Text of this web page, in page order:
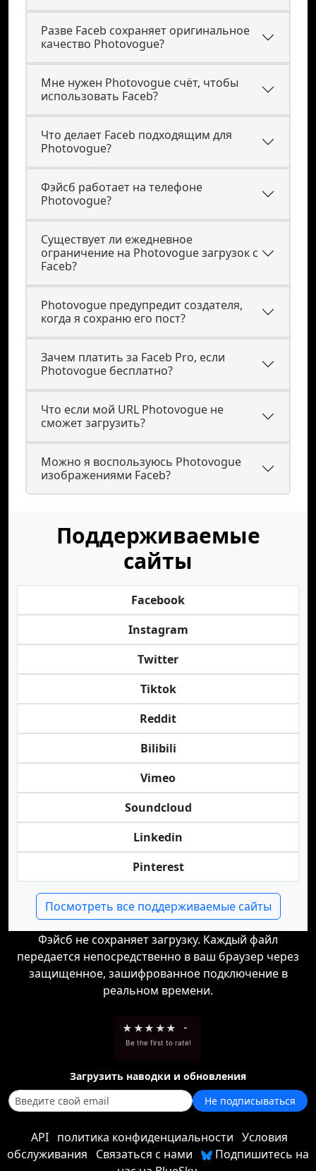
Разве Faceb сохраняет оригинальное
качество Photovogue?
Мне нужен Photovogue счёт, чтобы
использовать Faceb?
Что делает Faceb подходящим для
Photovogue?
Фэйсб работает на телефоне
Photovogue?
Существует ли ежедневное
ограничение на Photovogue загрузок с
Faceb?
Photovogue предупредит создателя,
когда я сохраню его пост?
Зачем платить за Faceb Pro, если
Photovogue бесплатно?
Что если мой URL Photovogue не
сможет загрузить?
Можно я воспользуюсь Photovogue
изображениями Faceb?
Поддерживаемые
сайты
Facebook
Instagram
Twitter
Tiktok
Reddit
Bilibili
Vimeo
Soundcloud
Linkedin
Pinterest
Посмотреть все поддерживаемые сайты
Фэйсб не сохраняет загрузку. Каждый файл
передается непосредственно в ваш браузер через
защищенное, зашифрованное подключение в
реальном времени.
★ ★★ ★★ -
Be the first to rate!
Загрузить наводки и обновления
Не подписываться
API политика конфиденциальности Условия
обслуживания
Связаться с нами
Подпишитесь на